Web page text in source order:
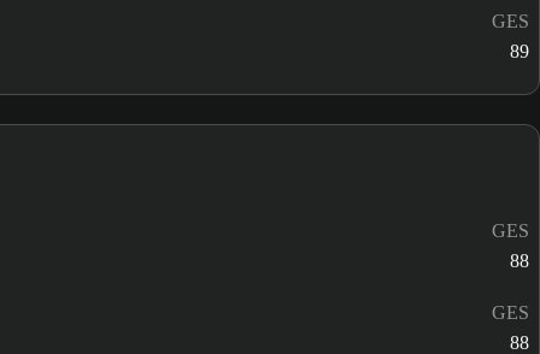
GES
89
GES
88
GES
88